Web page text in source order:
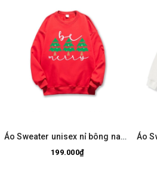
Áo Sweater unisex nỉ bông nam nữ Cây thông 951 HY KOREA
199.000₫